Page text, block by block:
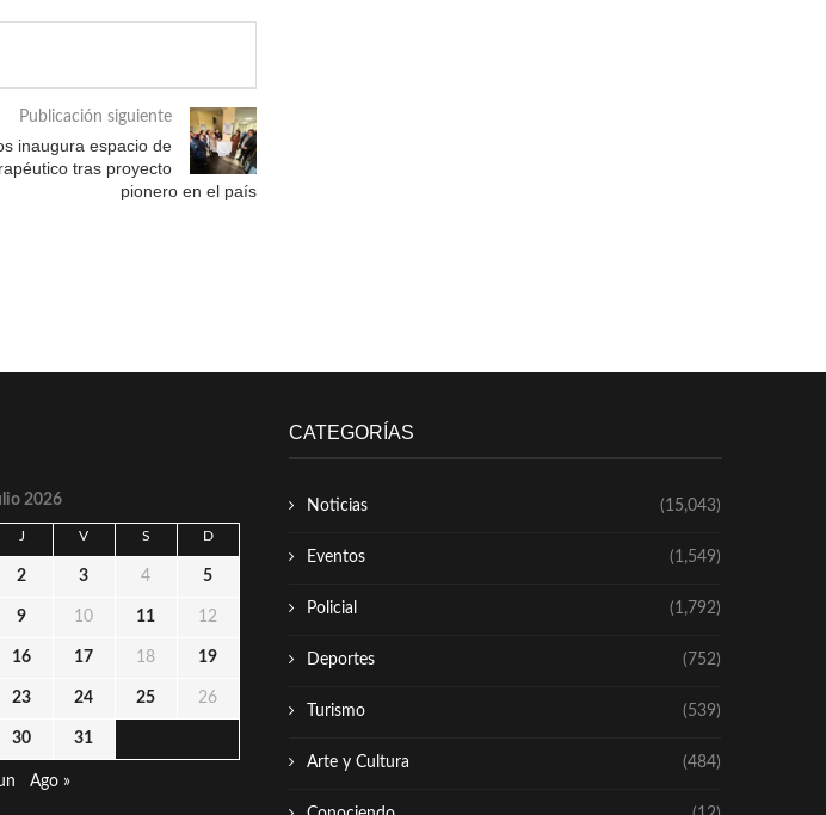
Publicación siguiente
inaugura espacio de
tras proyecto
pionero en el país
2026
J V S D
2 3 4 5
9 10 11 12
16 17 18 19
23 24 25 26
30 31
Ago »
CATEGORÍAS
Noticias (15,043)
Eventos (1,549)
Policial (1,792)
Deportes (752)
Turismo (539)
Arte y Cultura (484)